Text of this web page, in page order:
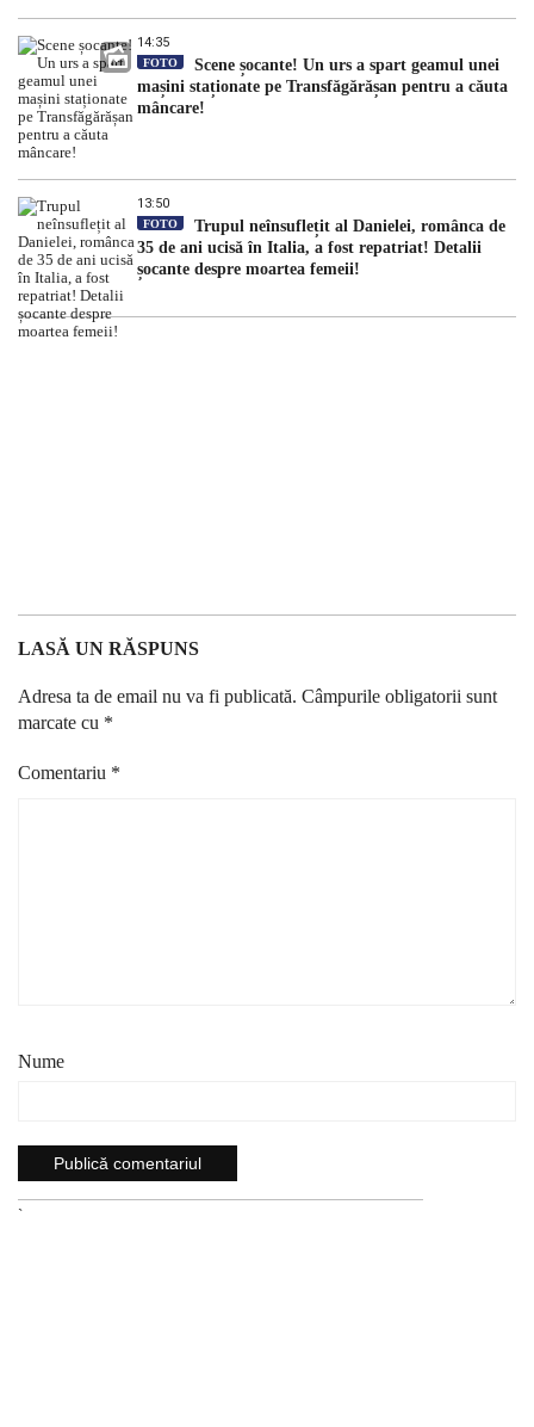
14:35
FOTO
Scene șocante! Un urs a spart geamul unei
mașini staționate pe Transfăgărășan pentru a căuta
mâncare!
13:50
FOTO
Trupul neînsuflețit al Danielei, românca de
35 de ani ucisă în Italia, a fost repatriat! Detalii
șocante despre moartea femeii!
LASĂ UN RĂSPUNS
Adresa ta de email nu va fi publicată. Câmpurile obligatorii sunt
marcate cu *
Comentariu *
Nume
`